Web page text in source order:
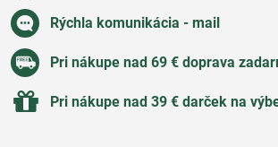
Rýchla komunikácia - mail
Pri nákupe nad 69 € doprava
Pri nákupe nad 39 € darček na